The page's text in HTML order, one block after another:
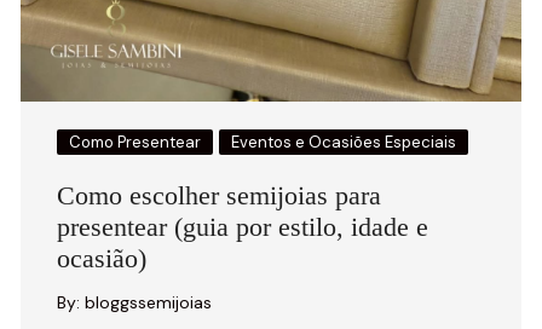
Como Presentear Eventos e Ocasiões Especiais
Como escolher semijoias para
presentear (guia por estilo, idade e
ocasião)
By: bloggssemijoias